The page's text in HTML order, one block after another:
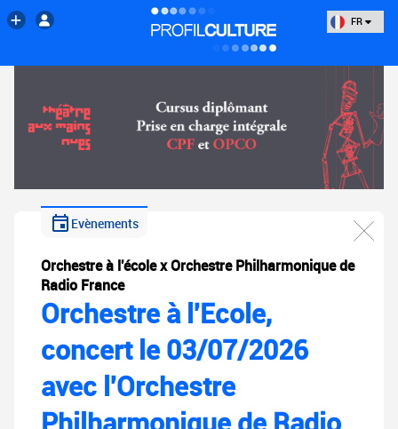
FR
Evènements
Orchestre à l'école x Orchestre Philharmonique de
Radio France
Orchestre à l'Ecole,
concert le 03/07/2026
avec l'Orchestre